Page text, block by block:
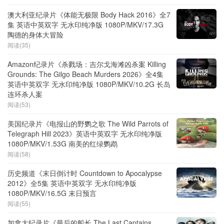
澳大利亚纪录片《体能无极限 Body Hack 2016》全7
集 英语中英双字 无水印纯净版 1080P/MKV/17.3G
陶德的身体大冒险
阅读(35)
Amazon纪录片《杀戮场：吉尔戈海滩凶杀案 Killing
Grounds: The Gilgo Beach Murders 2026》全4集
英语中英双字 无水印纯净版 1080P/MKV/10.2G 长岛
连环杀人案
阅读(53)
美国纪录片《电报山的野鹦之歌 The Wild Parrots of
Telegraph Hill 2023》英语中英双字 无水印纯净版
1080P/MKV/1.53G 南美的红绿鹦鹉
阅读(58)
历史频道《末日倒计时 Countdown to Apocalypse
2012》全5集 英语中英双字 无水印纯净版
1080P/MKV/16.5G 末日预言
阅读(55)